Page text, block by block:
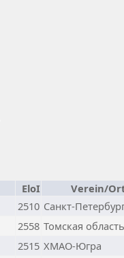
EloI
Verein/
2510 Санкт-
2558 Томская область
2515 ХМАО-Югра